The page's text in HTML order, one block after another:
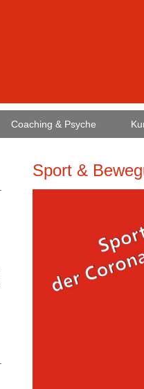
Coaching & Psyche
Sport &